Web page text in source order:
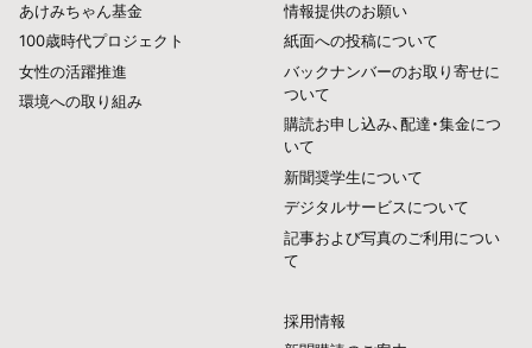
あけみちゃん基金
100歳時代プロジェクト
女性の活躍推進
環境への取り組み
情報提供のお願い
紙面への投稿について
バックナンバーのお取り寄せに
ついて
購読お申し込み、配達・集金につ
いて
新聞奨学生について
デジタルサービスについて
記事および写真のご利用につい
て
採用情報